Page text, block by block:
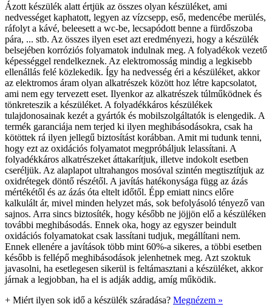
Ázott készülék alatt értjük az összes olyan készüléket, ami
nedvességet kaphatott, legyen az vízcsepp, eső, medencébe merülés,
ráfolyt a kávé, beleesett a wc-be, lecsapódott benne a fürdőszoba
pára, ... stb. Az összes ilyen eset azt eredményezi, hogy a készülék
belsejében korróziós folyamatok indulnak meg. A folyadékok vezető
képességgel rendelkeznek. Az elektromosság mindig a legkisebb
ellenállás felé közlekedik. Így ha nedvesség éri a készüléket, akkor
az elektromos áram olyan alkatrészek között hoz létre kapcsolatot,
ami nem egy tervezett eset. Ilyenkor az alkatrészek túlműködnek és
tönkreteszik a készüléket. A folyadékkáros készülékek
tulajdonosainak kezét a gyártók és mobilszolgáltatók is elengedik. A
termék garanciája nem terjed ki ilyen meghibásodásokra, csak ha
kötöttek rá ilyen jellegű biztosítást korábban. Amit mi tudunk tenni,
hogy ezt az oxidációs folyamatot megpróbáljuk lelassítani. A
folyadékkáros alkatrészeket áttakarítjuk, illetve indokolt esetben
cseréljük. Az alaplapot ultrahangos mosóval szintén megtisztítjuk az
oxidrétegek döntő részétől. A javítás hatékonysága függ az ázás
mértékétől és az ázás óta eltelt időtől. Épp emiatt nincs előre
kalkulált ár, mivel minden helyzet más, sok befolyásoló tényező van
sajnos. Arra sincs biztosíték, hogy később ne jöjjön elő a készüléken
további meghibásodás. Ennek oka, hogy az egyszer beindult
oxidációs folyamatokat csak lassítani tudjuk, megállítani nem.
Ennek ellenére a javítások több mint 60%-a sikeres, a többi esetben
később is fellépő meghibásodások jelenhetnek meg. Azt szoktuk
javasolni, ha esetlegesen sikerül is feltámasztani a készüléket, akkor
járnak a legjobban, ha el is adják addig, amíg működik.
+ Miért ilyen sok idő a készülék száradása? Megnézem »